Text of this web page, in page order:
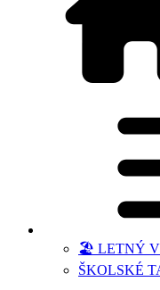
🏖️ LETNÝ
ŠKOLSKÉ